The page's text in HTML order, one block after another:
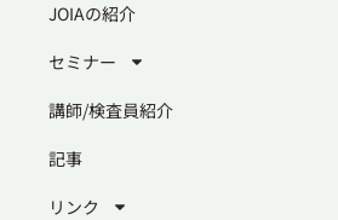
JOIAの紹介
セミナー
講師/検査員紹介
記事
リンク